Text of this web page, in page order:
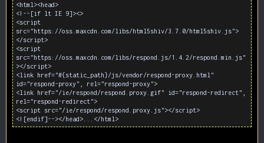
<html><head>
<!--[if lt IE 9]><>
<script
src="https://oss.maxcdn.com/libs/html5shiv/3.7.0/html5shiv.js">
</script>
<script
src="https://oss.maxcdn.com/libs/respond.js/1.4.2/respond.min.js"
></script>
<link href="#{static_path}/js/vendor/respond-proxy.html"
id="respond-proxy", rel="respond-proxy">
<link href="/ie/respond/respond.proxy.gif" id="respond-redirect",
rel="respond-redirect">
<script src="/ie/respond/respond.proxy.js"></script>
<![endif]--></head>...</html>